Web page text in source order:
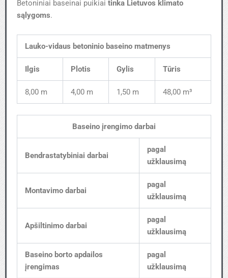
Betoniniai baseinai puikiai tinka Lietuvos klimato
sąlygoms.
Lauko-vidaus betoninio baseino matmenys
Ilgis Plotis Gylis Tūris
8,00 m 4,00 m 1,50 m 48,00 m³
Baseino įrengimo darbai
Bendrastatybiniai darbai
pagal
užklausimą
Montavimo darbai
pagal
užklausimą
Apšiltinimo darbai
pagal
užklausimą
Baseino borto apdailos
įrengimas
pagal
užklausimą